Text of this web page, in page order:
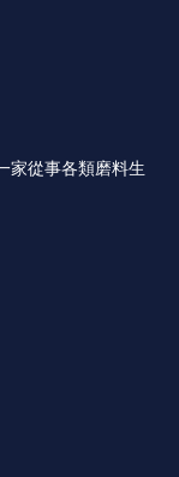
家從事各類磨料生